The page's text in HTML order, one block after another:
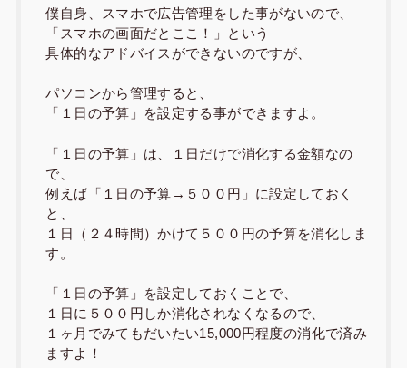
僕自身、スマホで広告管理をした事がないので、
「スマホの画面だとここ！」という
具体的なアドバイスができないのですが、
パソコンから管理すると、
「１日の予算」を設定する事ができますよ。
「１日の予算」は、１日だけで消化する金額なの
で、
例えば「１日の予算→５００円」に設定しておく
と、
１日（２４時間）かけて５００円の予算を消化しま
す。
「１日の予算」を設定しておくことで、
１日に５００円しか消化されなくなるので、
１ヶ月でみてもだいたい15,000円程度の消化で済み
ますよ！